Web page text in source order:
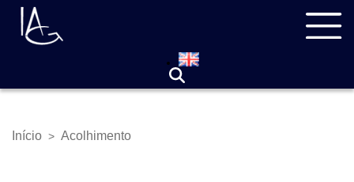
Pular
para
Trilha
Início > Acolhimento